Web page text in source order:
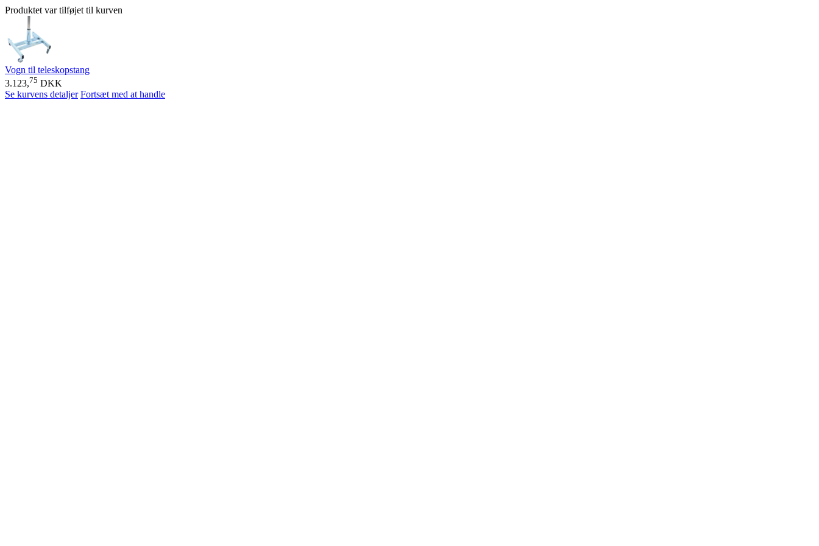
Produktet var tilføjet til kurven
Vogn til teleskopstang
3.123,75 DKK
Se kurvens detaljer Fortsæt med at handle